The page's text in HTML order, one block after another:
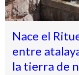
Nace el
entre
la tierra de